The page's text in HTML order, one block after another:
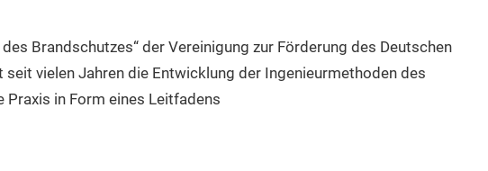
Brandschutzes“ der Vereinigung zur Förderung des Deutschen
vielen Jahren die Entwicklung der Ingenieurmethoden des
in Form eines Leitfadens